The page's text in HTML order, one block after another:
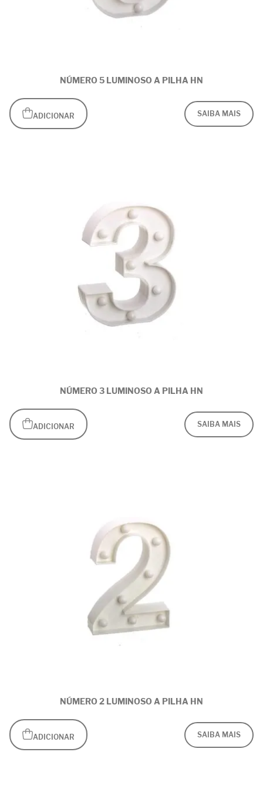
NÚMERO 5 LUMINOSO A PILHA HN
ADICIONAR SAIBA MAIS
NÚMERO 3 LUMINOSO A PILHA HN
ADICIONAR SAIBA MAIS
NÚMERO 2 LUMINOSO A PILHA HN
ADICIONAR SAIBA MAIS